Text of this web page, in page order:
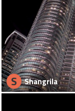
S Shangrila